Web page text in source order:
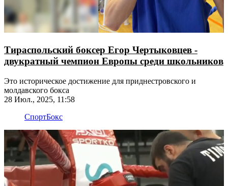
Тираспольский боксер Егор Чертыковцев -
двукратный чемпион Европы среди школьников
Это историческое достижение для приднестровского и
молдавского бокса
28 Июл., 2025, 11:58
СпортБокс